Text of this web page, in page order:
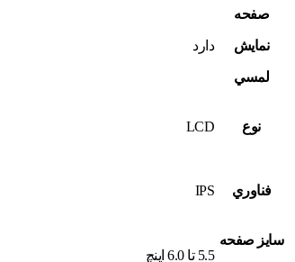
صفحه
نمايش
لمسي
دارد
نوع LCD
فناوري IPS
سايز صفحه
5.5 تا 6.0 اينچ